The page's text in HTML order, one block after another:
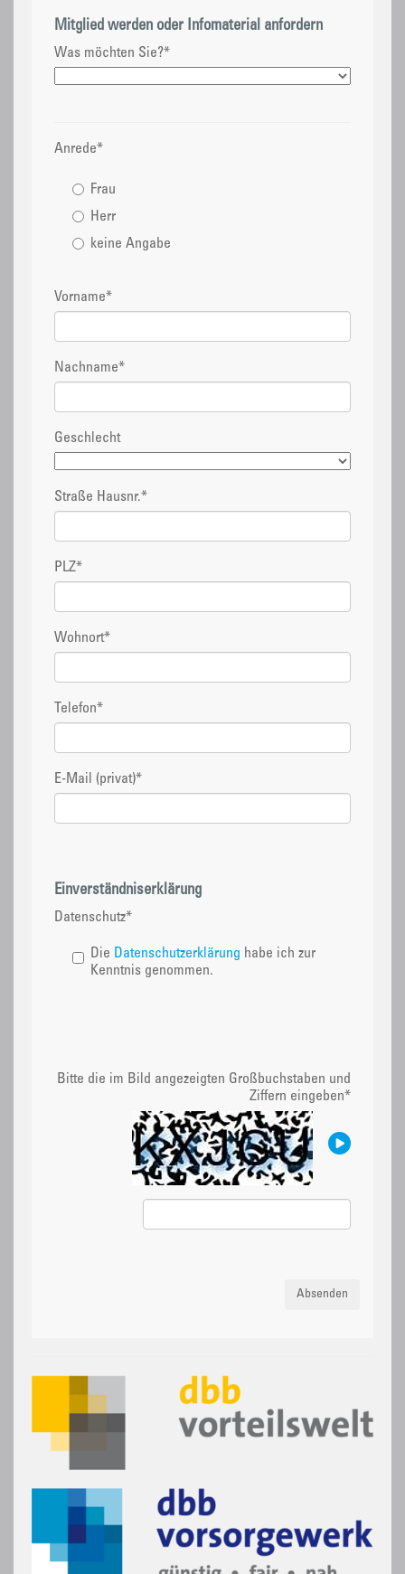
Mitglied werden oder Infomaterial anfordern
Was möchten Sie?*
Anrede*
Frau
Herr
keine Angabe
Vorname*
Nachname*
Geschlecht
Straße Hausnr.*
PLZ*
Wohnort*
Telefon*
E-Mail (privat)*
Einverständniserklärung
Datenschutz*
Die Datenschutzerklärung habe ich zur
Kenntnis genommen.
Bitte die im Bild angezeigten Großbuchstaben und
Ziffern eingeben*
Absenden